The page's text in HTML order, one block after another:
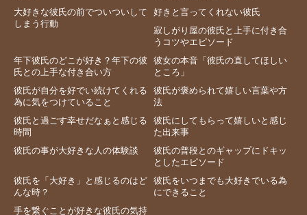
大好きな彼氏の前でついついして
しまう行動
好きと言ってくれない彼氏
寂しがり屋の彼氏と上手に付き合
うコツやエピソード
年下彼氏のどこが好き？年下の彼
氏との上手な付き合い方
彼女の本音「彼氏の直してほしい
ところ」
彼氏が自分を好でい続けてくれる
為に気をつけていること
彼氏が褒められて嬉しい言葉や方
法
彼氏と過ごす幸せだなぁと感じる
時間
彼氏にしてもらって嬉しいと感じ
た出来事
彼氏の事が大好きな人の体験談
彼氏の普段とのギャップにドキッ
としたエピソード
彼氏を「大好き」と感じるのはど
んな時？
彼氏をいつまでも大好きでいる為
にできること
手を繋ぐことが好きな彼氏の気持